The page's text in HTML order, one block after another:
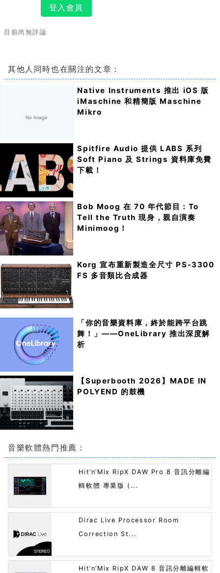
登入會員
目前尚無評論
其他人同時也在關注的文章：
Native Instruments 推出 iOS 版
iMaschine 和精簡版 Maschine
Mikro
Spitfire Audio 提供 LABS 系列
Soft Piano 及 Strings 資料庫免費
下載！
Bob Moog 在 70 年代節目：To
Tell the Truth 現身，親自演奏
Minimoog！
Korg 宣布重新製造全尺寸 PS-3300
FS 多音類比合成器
「你的音樂資料庫，終於能跨平台跳
舞！」——OneLibrary 推出深度解
析
【Superbooth 2026】MADE IN
POLYEND 的鼓機
音樂軟體熱門推薦：
Hit’n’Mix RipX DAW Pro 8 音訊分離編
輯軟體 專業版 (...
Dirac Live Processor Room
Correction St...
Hit’n’Mix RipX DAW 8 音訊分離編輯軟